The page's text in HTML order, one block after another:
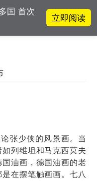
国 首次
立即阅读
何要成
的早期
张少侠的风景画。当
列维坦和马克西莫夫
油画，德国油画的老
在摆笔触画画。七八